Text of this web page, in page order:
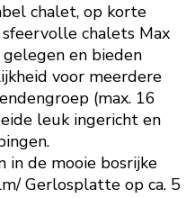
chalet, op korte
chalets Max
gelegen en bieden
voor meerdere
(max. 16
leuk ingericht en
in de mooie bosrijke
Gerlosplatte op ca. 5